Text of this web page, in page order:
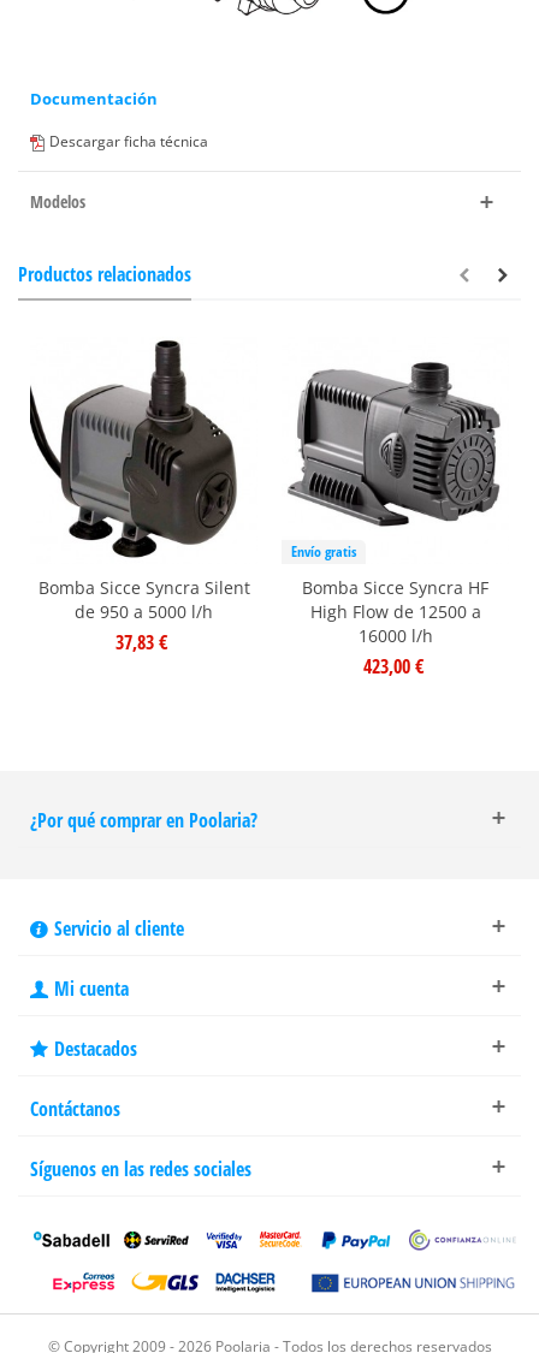
Documentación
Descargar ficha técnica
Modelos
Productos relacionados
Bomba Sicce Syncra Silent
de 950 a 5000 l/h
37,83 €
Envío gratis
Bomba Sicce Syncra HF
High Flow de 12500 a
16000 l/h
423,00 €
¿Por qué comprar en Poolaria?
Servicio al cliente
Mi cuenta
Destacados
Contáctanos
Síguenos en las redes sociales
© Copyright 2009 - 2026 Poolaria - Todos los derechos reservados